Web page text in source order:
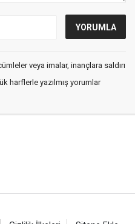
veya imalar, inançlara saldırı
harflerle yazılmış yorumlar